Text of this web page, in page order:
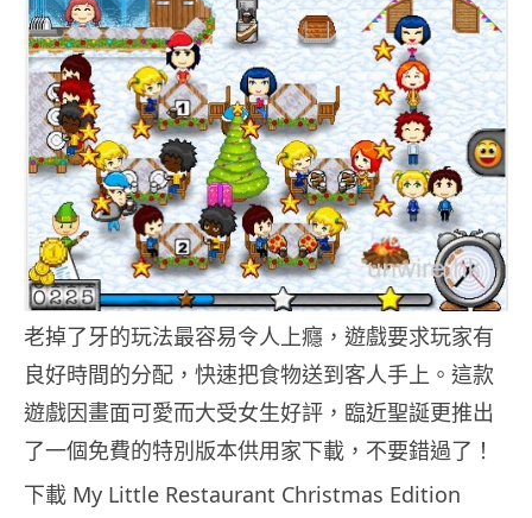
老掉了牙的玩法最容易令人上癮，遊戲要求玩家有
良好時間的分配，快速把食物送到客人手上。這款
遊戲因畫面可愛而大受女生好評，臨近聖誕更推出
了一個免費的特別版本供用家下載，不要錯過了！
下載 My Little Restaurant Christmas Edition